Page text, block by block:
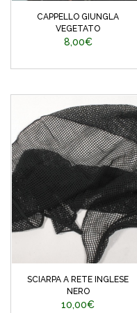
CAPPELLO GIUNGLA
VEGETATO
8,00€
SCIARPA A RETE INGLESE
NERO
10,00€